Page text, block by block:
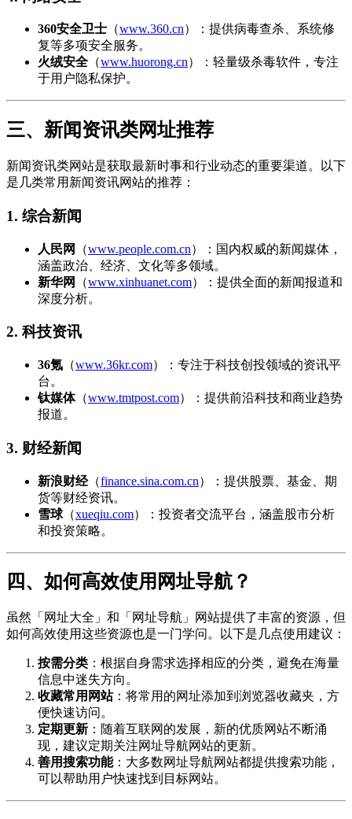
360安全卫士 （www.360.cn）：提供病毒查杀、系统修
复等多项安全服务。
火绒安全 （www.huorong.cn）：轻量级杀毒软件，专注
于用户隐私保护。
三、新闻资讯类网址推荐
新闻资讯类网站是获取最新时事和行业动态的重要渠道。以下
是几类常用新闻资讯网站的推荐：
1. 综合新闻
人民网 （www.people.com.cn）：国内权威的新闻媒体，
涵盖政治、经济、文化等多领域。
新华网
（www.xinhuanet.com）：提供全面的新闻报道和
深度分析。
2. 科技资讯
36氪 （www.36kr.com）：专注于科技创投领域的资讯平
台。
钛媒体（www.tmtpost.com）：提供前沿科技和商业趋势
报道。
3. 财经新闻
新浪财经（finance.sina.com.cn）：提供股票、基金、期
货等财经资讯。
雪球（xueqiu.com）：投资者交流平台，涵盖股市分析
和投资策略。
四、如何高效使用网址导航？
虽然「网址大全」和「网址导航」网站提供了丰富的资源，但
如何高效使用这些资源也是一门学问。以下是几点使用建议：
按需分类 ：根据自身需求选择相应的分类，避免在海量
信息中迷失方向。
收藏常用网站：将常用的网址添加到浏览器收藏夹，方
便快速访问。
定期更新 ：随着互联网的发展，新的优质网站不断涌
现，建议定期关注网址导航网站的更新。
善用搜索功能：大多数网址导航网站都提供搜索功能，
可以帮助用户快速找到目标网站。